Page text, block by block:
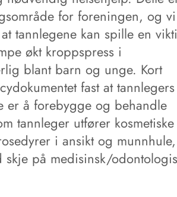
for foreningen, og vi
tannlegene kan spille en
økt kroppspress i
blant barn og unge. Kort
fast at tannlegers
er å forebygge og behandle
tannleger utfører kosmetiske
i ansikt og munnhule,
skje på medisinsk/